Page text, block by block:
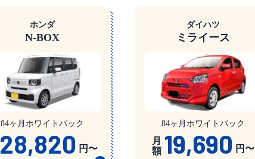
ホンダ
N-BOX
84ヶ月ホワイトパック
28,820 円〜
ダイハツ
ミライース
84ヶ月ホワイトパック
月
額 19,690 円〜